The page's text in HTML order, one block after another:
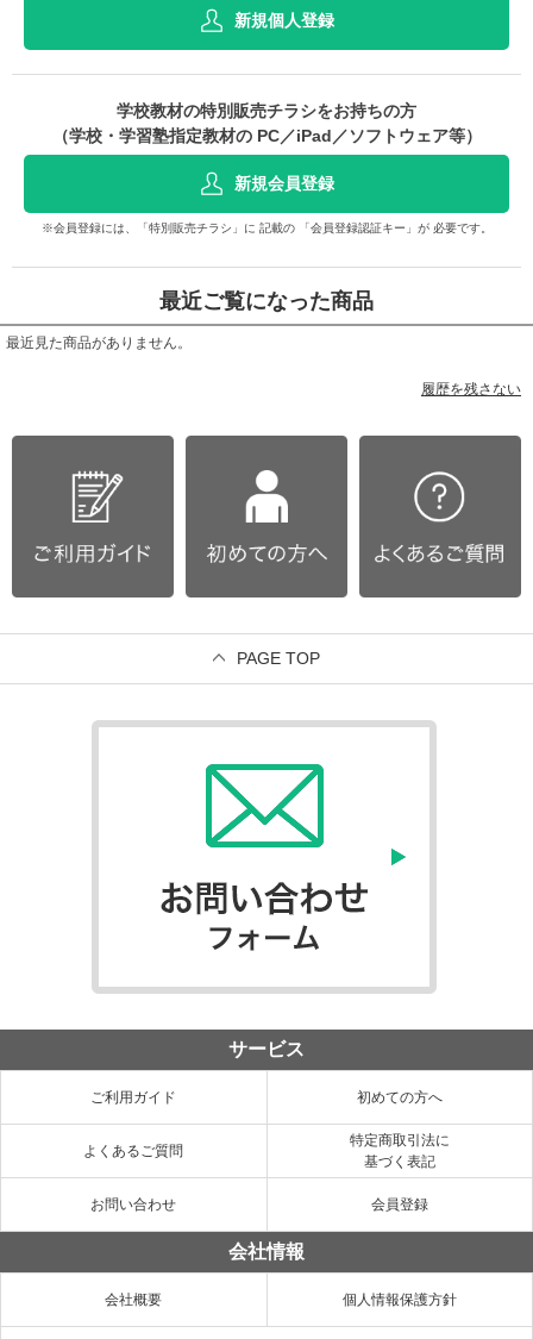
新規個人登録
学校教材の特別販売チラシをお持ちの方
（学校・学習塾指定教材の PC／iPad／ソフトウェア等）
新規会員登録
※会員登録には、「特別販売チラシ」に 記載の 「会員登録認証キー」が 必要です。
最近ご覧になった商品
最近見た商品がありません。
履歴を残さない
PAGE TOP
サービス
ご利用ガイド 初めての方へ
よくあるご質問
特定商取引法に
基づく表記
お問い合わせ 会員登録
会社情報
会社概要 個人情報保護方針